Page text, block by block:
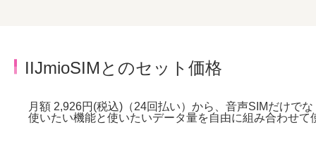
IIJmioSIMとのセット価格
月額 2,926円(税込)（24回払い）から、音声SIMだけで
使いたい機能と使いたいデータ量を自由に組み合わせて